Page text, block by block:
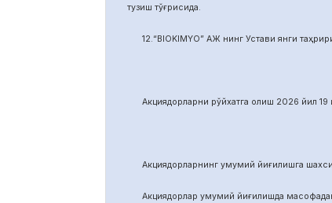
тузиш тўғрисида.
12.“BIOKIMYO” АЖ нинг Устави янги
Акциядорларни рўйхатга олиш 2026 йил
Акциядорларнинг умумий йиғилишга
Акциядорлар умумий йиғилишда